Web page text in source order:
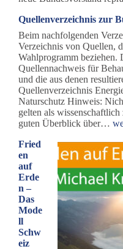
Quellenverzeichnis zur
Beim nachfolgenden
Verzeichnis von Quellen,
Wahlprogramm beziehen.
Quellennachweis für
und die aus denen
Quellenverzeichnis
Naturschutz Hinweis:
gelten als
guten Überblick über…
Fried
en
auf
Erde
n –
Das
Mode
ll
Schw
eiz